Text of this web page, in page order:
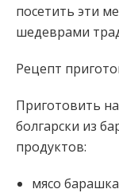
посетить эти
шедеврами
Рецепт
Приготовить
болгарски из
продуктов:
мясо